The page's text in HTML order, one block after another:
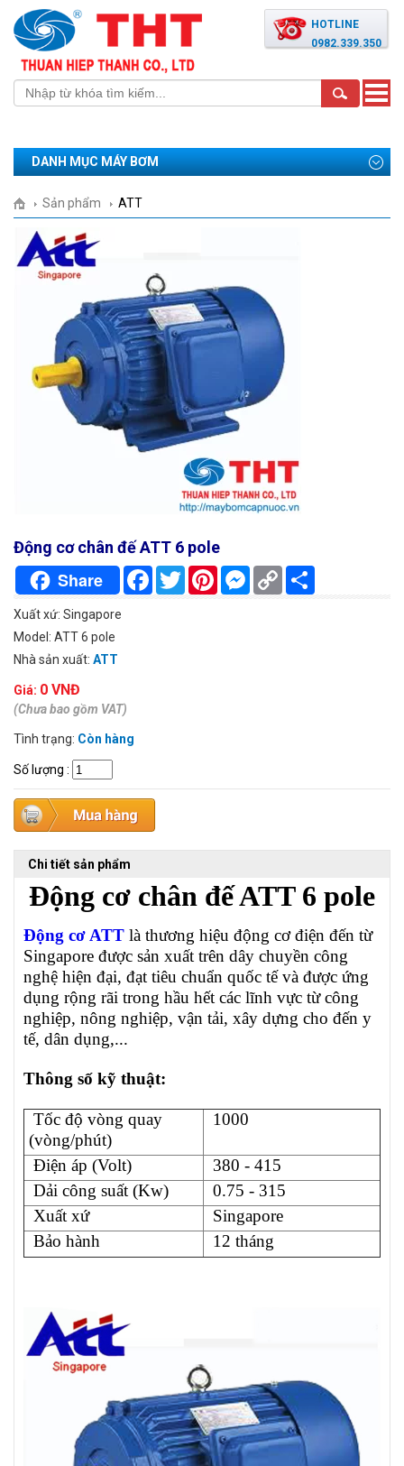
HOTLINE
0982.339.350
Toggle
DANH MỤC MÁY BƠM
Sản phẩm ATT
Động cơ chân đế ATT 6 pole
Share FacebookTwitterPinterestMessenger
Copy
Link
Xuất xứ: Singapore
Model: ATT 6 pole
Nhà sản xuất: ATT
Giá: 0 VNĐ
(Chưa bao gồm VAT)
Tình trạng: Còn hàng
Số lượng :
Chi tiết sản phẩm
Động cơ chân đế ATT 6 pole
Động cơ ATT là thương hiệu động cơ điện đến từ
Singapore được sản xuất trên dây chuyền công
nghệ hiện đại, đạt tiêu chuẩn quốc tế và được ứng
dụng rộng rãi trong hầu hết các lĩnh vực từ công
nghiệp, nông nghiệp, vận tải, xây dựng cho đến y
tế, dân dụng,...
Thông số kỹ thuật:
Tốc độ vòng quay
(vòng/phút)
1000
Điện áp (Volt)
380 - 415
Dải công suất (Kw)
0.75 - 315
Xuất xứ
Singapore
Bảo hành
12 tháng